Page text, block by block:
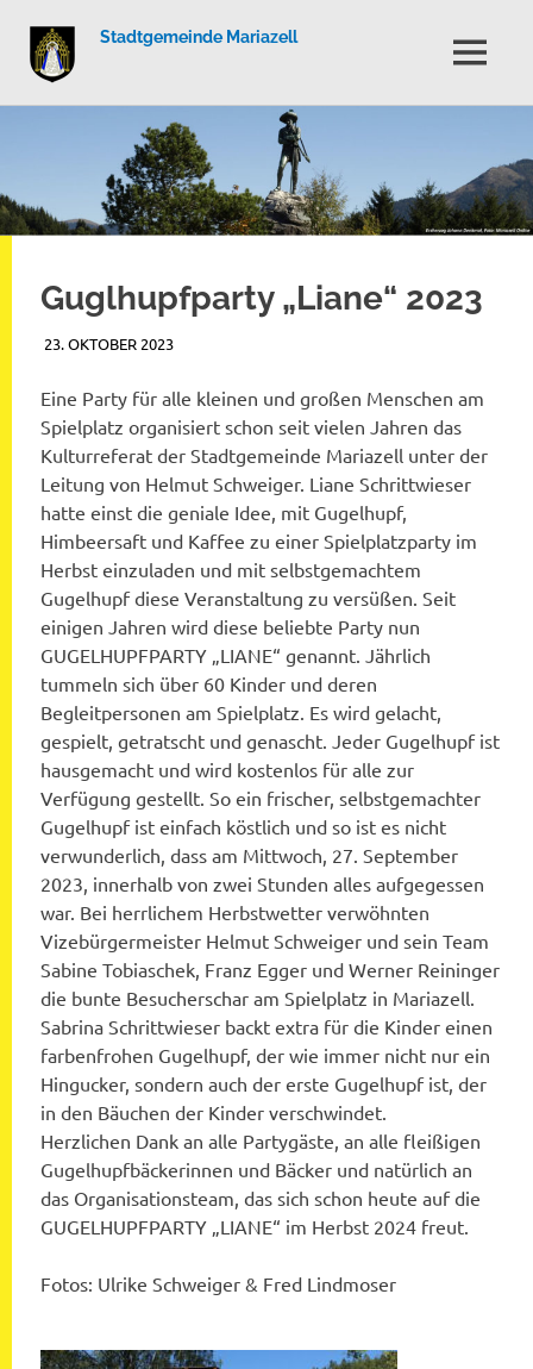
Stadtgemeinde Mariazell
MENÜ
Guglhupfparty „Liane“ 2023
23. OKTOBER 2023BEATRICE KALTEIS
NEWSBERICHTE
Eine Party für alle kleinen und großen Menschen am
Spielplatz organisiert schon seit vielen Jahren das
Kulturreferat der Stadtgemeinde Mariazell unter der
Leitung von Helmut Schweiger. Liane Schrittwieser
hatte einst die geniale Idee, mit Gugelhupf,
Himbeersaft und Kaffee zu einer Spielplatzparty im
Herbst einzuladen und mit selbstgemachtem
Gugelhupf diese Veranstaltung zu versüßen. Seit
einigen Jahren wird diese beliebte Party nun
GUGELHUPFPARTY „LIANE“ genannt. Jährlich
tummeln sich über 60 Kinder und deren
Begleitpersonen am Spielplatz. Es wird gelacht,
gespielt, getratscht und genascht. Jeder Gugelhupf ist
hausgemacht und wird kostenlos für alle zur
Verfügung gestellt. So ein frischer, selbstgemachter
Gugelhupf ist einfach köstlich und so ist es nicht
verwunderlich, dass am Mittwoch, 27. September
2023, innerhalb von zwei Stunden alles aufgegessen
war. Bei herrlichem Herbstwetter verwöhnten
Vizebürgermeister Helmut Schweiger und sein Team
Sabine Tobiaschek, Franz Egger und Werner Reininger
die bunte Besucherschar am Spielplatz in Mariazell.
Sabrina Schrittwieser backt extra für die Kinder einen
farbenfrohen Gugelhupf, der wie immer nicht nur ein
Hingucker, sondern auch der erste Gugelhupf ist, der
in den Bäuchen der Kinder verschwindet.
Herzlichen Dank an alle Partygäste, an alle fleißigen
Gugelhupfbäckerinnen und Bäcker und natürlich an
das Organisationsteam, das sich schon heute auf die
GUGELHUPFPARTY „LIANE“ im Herbst 2024 freut.
Fotos: Ulrike Schweiger & Fred Lindmoser